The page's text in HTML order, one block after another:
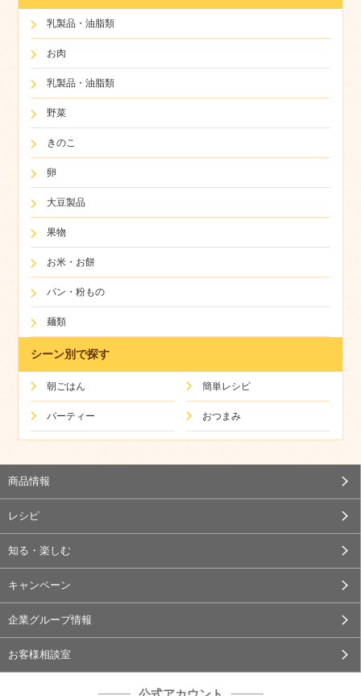
乳製品・油脂類
お肉
乳製品・油脂類
野菜
きのこ
卵
大豆製品
果物
お米・お餅
パン・粉もの
麺類
シーン別で探す
朝ごはん 簡単レシピ
パーティー おつまみ
商品情報
レシピ
知る・楽しむ
キャンペーン
企業グループ情報
お客様相談室